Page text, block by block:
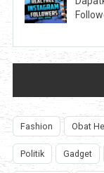
Fashion Obat
Politik Gadget